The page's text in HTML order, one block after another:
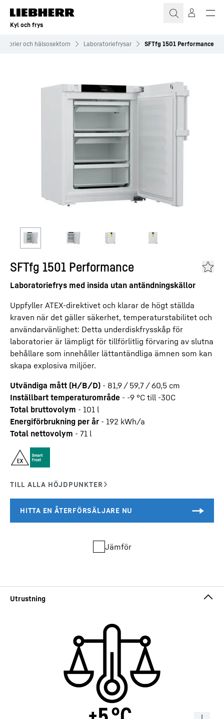
Kyl och frys
och hälsosektorn Laboratoriefrysar SFTfg 1501 Performance
SFTfg 1501 Performance
Laboratoriefrys med insida utan antändningskällor
Uppfyller ATEX-direktivet och klarar de högt ställda
kraven när det gäller säkerhet, temperaturstabilitet och
användarvänlighet: Detta underdiskfrysskåp för
laboratorier är lämpligt för tillförlitlig förvaring av slutna
behållare som innehåller lättantändliga ämnen som kan
skapa explosiva miljöer.
Utvändiga mått (H/B/D) - 81,9 / 59,7 / 60,5 cm
Inställbart temperaturområde - -9 °C till -30C
Total bruttovolym - 101 l
Energiförbrukning per år - 192 kWh/a
Total nettovolym - 71 l
Jämför